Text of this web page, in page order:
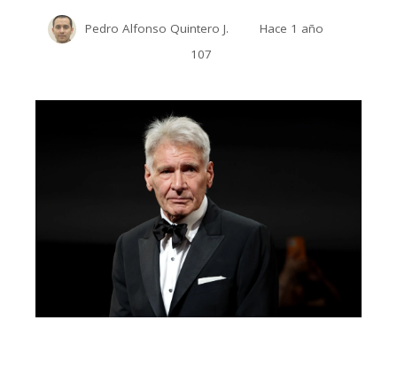
Pedro Alfonso Quintero J.
Hace 1 año
107